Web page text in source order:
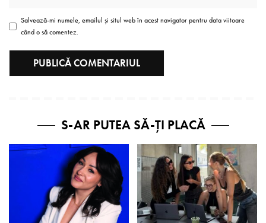
Salvează-mi numele, emailul și situl web în acest navigator pentru data viitoare
când o să comentez.
S-AR PUTEA SĂ-ȚI PLACĂ